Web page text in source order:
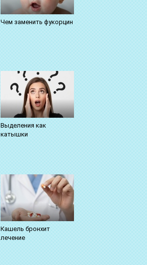
Чем заменить фукорцин
Выделения как
катышки
Кашель бронхит
лечение